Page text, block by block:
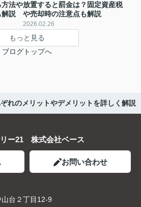
方法や
解説
放置すると罰金は？固定資産税
や売却時の注意点も解説
2026.02.26
もっと見る
ブログトップへ
れのメリットやデメリットを詳しく解説
ー21 株式会社ベース
お問い合わせ
台２丁目12-9